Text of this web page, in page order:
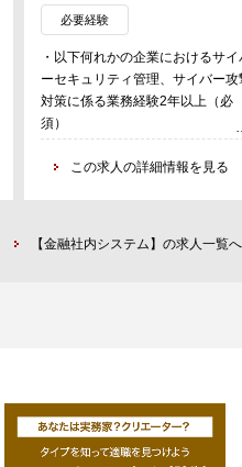
・サイバー攻撃発生時の対応指揮
連絡・管理
・情報共有機関等を通じた情報管
（収集・発信・共有等）
・傾向分析並びに各種レポーティ
グ
必要経験
・以下何れかの企業におけるサイ
ーセキュリティ管理、サイバー攻
対策に係る業務経験2年以上（必
須）
-インターネットサービス提供企
・ITインフラ、ネットワークに関
能力
・問題解決能力、提案力
この求人の詳細情報を見る
【金融社内システム】の求人一覧へ